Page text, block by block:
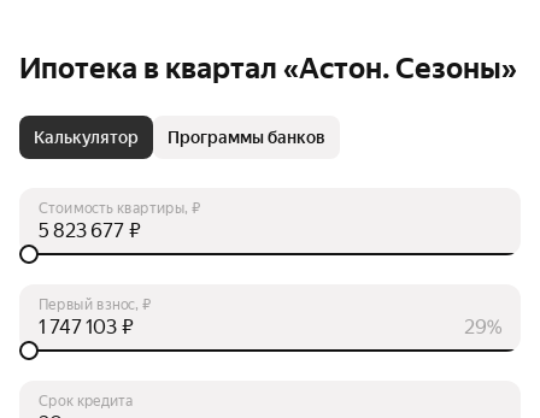
Ипотека в квартал «Астон. Сезоны»
Калькулятор Программы банков
Стоимость квартиры, ₽
₽
Первый взнос, ₽
29%
₽
Срок кредита